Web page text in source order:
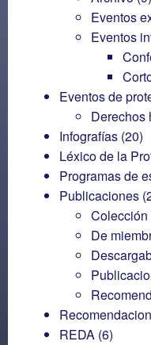
Eventos
Eventos
Eventos de
Derechos
Infografías (20)
Léxico de la
Programas de
Publicaciones
De
REDA (6)